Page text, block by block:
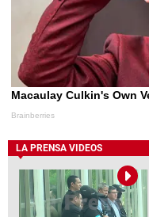
LA PRENSA VIDEOS